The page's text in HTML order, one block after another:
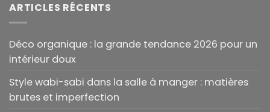
ARTICLES RÉCENTS
Déco organique : la grande tendance 2026 pour un
intérieur doux
Style wabi-sabi dans la salle à manger : matières
brutes et imperfection